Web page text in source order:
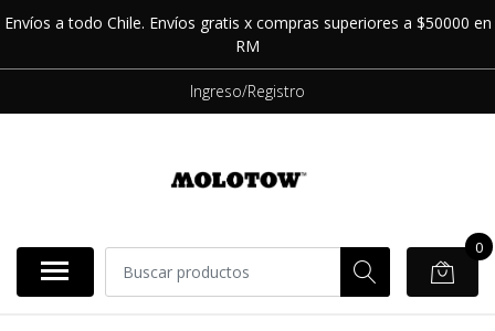
Envíos a todo Chile. Envíos gratis x compras superiores a $50000 en
RM
Ingreso/Registro
0